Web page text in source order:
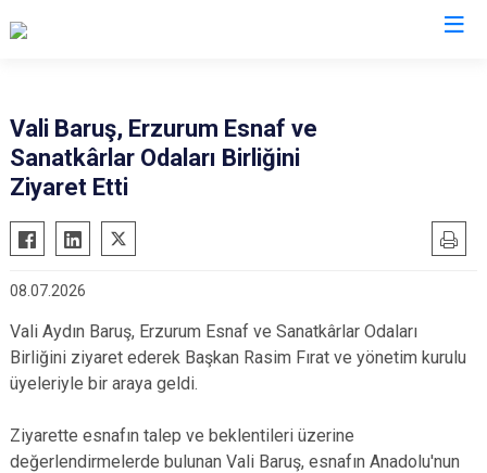
Vali Baruş, Erzurum Esnaf ve
Sanatkârlar Odaları Birliğini
Ziyaret Etti
08.07.2026
Vali Aydın Baruş, Erzurum Esnaf ve Sanatkârlar Odaları
Birliğini ziyaret ederek Başkan Rasim Fırat ve yönetim kurulu
üyeleriyle bir araya geldi.
Ziyarette esnafın talep ve beklentileri üzerine
değerlendirmelerde bulunan Vali Baruş, esnafın Anadolu'nun